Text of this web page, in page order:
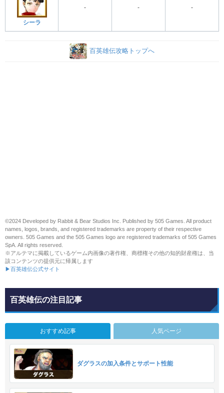
シーラ
- - -
百英雄伝攻略トップへ
©2024 Developed by Rabbit & Bear Studios Inc. Published by 505 Games. All product
names, logos, brands, and registered trademarks are property of their respective
owners. 505 Games and the 505 Games logo are registered trademarks of 505 Games
SpA. All rights reserved.
※アルテマに掲載しているゲーム内画像の著作権、商標権その他の知的財産権は、当
該コンテンツの提供元に帰属します
▶百英雄伝公式サイト
百英雄伝の注目記事
おすすめ記事 人気ページ
ダグラスの加入条件とサポート性能